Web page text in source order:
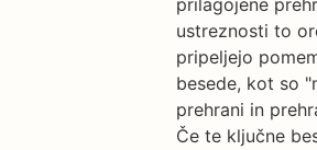
prilagojene
ustreznosti to
pripeljejo
besede, kot so
prehrani in
Če te ključne